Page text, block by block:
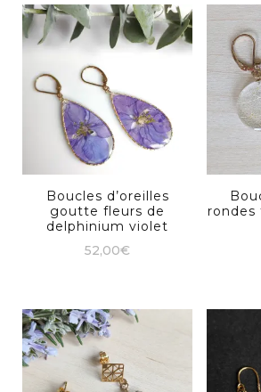
Boucles d’oreilles
goutte fleurs de
delphinium violet
52,00€
rondes